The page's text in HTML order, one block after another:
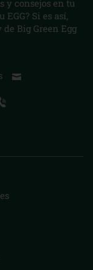
y consejos en tu
Si es así,
Big Green Egg